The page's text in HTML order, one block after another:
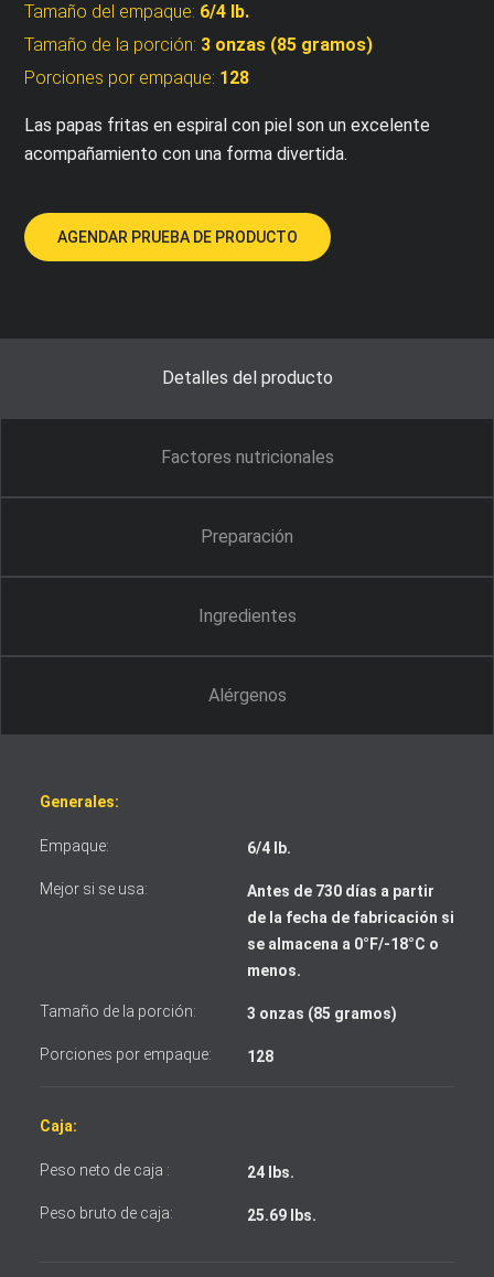
Tamaño del empaque: 6/4 lb.
Tamaño de la porción: 3 onzas (85 gramos)
Porciones por empaque: 128
Las papas fritas en espiral con piel son un excelente
acompañamiento con una forma divertida.
AGENDAR PRUEBA DE PRODUCTO
Detalles del producto
Factores nutricionales
Preparación
Ingredientes
Alérgenos
Generales:
Empaque: 6/4 lb.
Mejor si se usa:
Antes de 730 días a partir
de la fecha de fabricación si
se almacena a 0°F/-18°C o
menos.
Tamaño de la porción: 3 onzas (85 gramos)
Porciones por empaque: 128
Caja:
Peso neto de caja : 24 lbs.
Peso bruto de caja: 25.69 lbs.
Acepto los términos y condiciones